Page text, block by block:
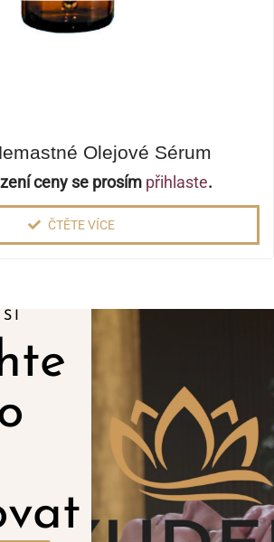
Olejové Sérum
ceny se prosím přihlaste.
ČTĚTE VÍCE